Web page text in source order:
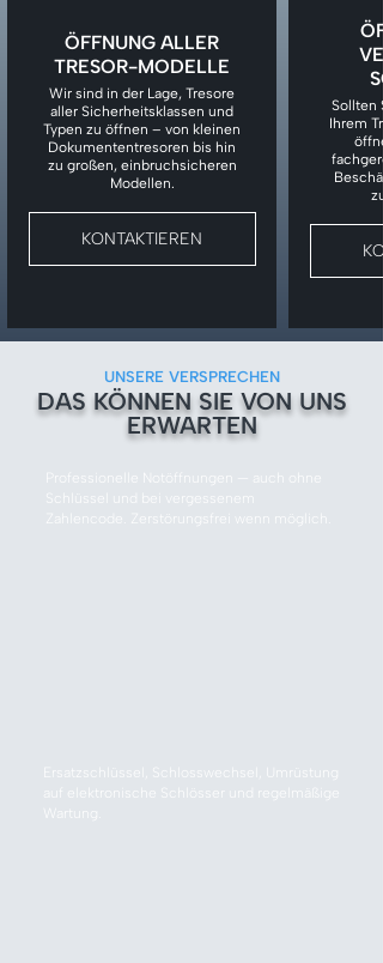
ÖFFNUNG ALLER
TRESOR-MODELLE
Wir sind in der Lage, Tresore
aller Sicherheitsklassen und
Typen zu öffnen – von kleinen
Dokumententresoren bis hin
zu großen, einbruchsicheren
Modellen.
KONTAKTIEREN
Sollten
Ihrem
UNSERE VERSPRECHEN
DAS KÖNNEN SIE VON UNS
ERWARTEN
Professionelle Notöffnungen — auch ohne
Schlüssel und bei vergessenem
Zahlencode. Zerstörungsfrei wenn möglich.
Ersatzschlüssel, Schlosswechsel, Umrüstung
auf elektronische Schlösser und regelmäßige
Wartung.